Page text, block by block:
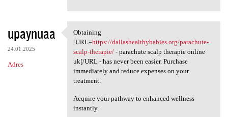
upaynuaa
24.01.2025
Adres
Obtaining [URL=https:/
Obtaining
[URL=https://dallashealthybabies.org/parachute-
scalp-therapie/- parachute scalp therapie online
uk[/URL - has never been easier. Purchase
immediately and reduce expenses on your
treatment.
Acquire your pathway to enhanced wellness
instantly.